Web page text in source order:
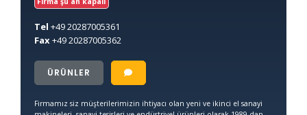
Tel +4920287005361
Fax+4920287005362
ÜRÜNLER
Firmamız siz müşterilerimizin ihtiyacı olan yeni ve ikinci el sanayi